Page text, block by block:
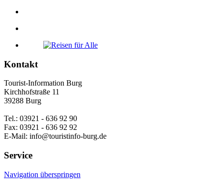
Kontakt
Tourist-Information Burg
Kirchhofstraße 11
39288 Burg
Tel.: 03921 - 636 92 90
Fax: 03921 - 636 92 92
E-Mail: info@touristinfo-burg.de
Service
Navigation überspringen